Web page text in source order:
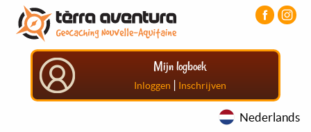
Overslaan
naar
Aller
menu
principal
Aller
pied
Mijn logboek
Inloggen | Inschrijven
Nederlands